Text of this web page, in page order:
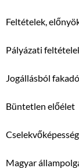
Feltételek,
Pályázati
Jogállásból
Büntetlen előélet
Cselekvőképesség
Magyar